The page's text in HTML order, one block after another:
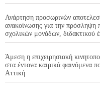
Ανάρτηση προσωρινών
ανακοίνωσης για την πρόσληψη
σχολικών μονάδων, διδακτικού
Άμεση η επιχειρησιακή
στα έντονα καιρικά φαινόμενα
Αττική